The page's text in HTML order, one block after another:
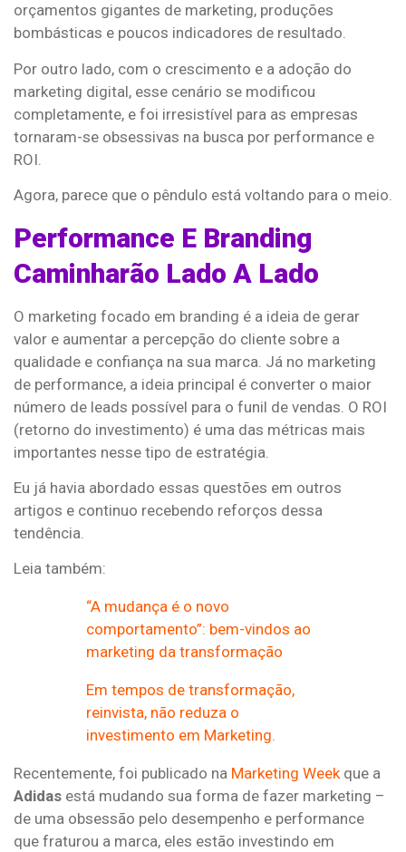
orçamentos gigantes de marketing, produções
bombásticas e poucos indicadores de resultado.
Por outro lado, com o crescimento e a adoção do
marketing digital, esse cenário se modificou
completamente, e foi irresistível para as empresas
tornaram-se obsessivas na busca por performance e
ROI.
Agora, parece que o pêndulo está voltando para o meio.
Performance E Branding
Caminharão Lado A Lado
O marketing focado em branding é a ideia de gerar
valor e aumentar a percepção do cliente sobre a
qualidade e confiança na sua marca. Já no marketing
de performance, a ideia principal é converter o maior
número de leads possível para o funil de vendas. O ROI
(retorno do investimento) é uma das métricas mais
importantes nesse tipo de estratégia.
Eu já havia abordado essas questões em outros
artigos e continuo recebendo reforços dessa
tendência.
Leia também:
“A mudança é o novo
comportamento”: bem-vindos ao
marketing da transformação
Em tempos de transformação,
reinvista, não reduza o
investimento em Marketing.
Recentemente, foi publicado na Marketing Weekque a
Adidas está mudando sua forma de fazer marketing –
de uma obsessão pelo desempenho e performance
que fraturou a marca, eles estão investindo em